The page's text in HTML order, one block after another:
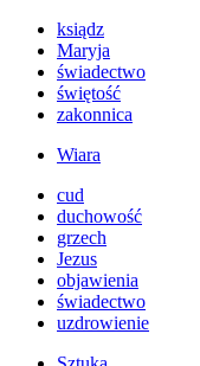
ksiądz
Maryja
świadectwo
świętość
zakonnica
Wiara
cud
duchowość
grzech
Jezus
objawienia
świadectwo
uzdrowienie